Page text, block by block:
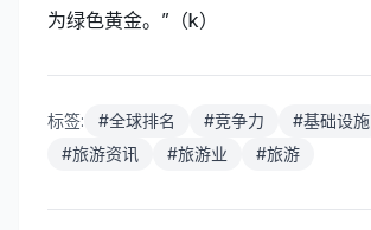
为绿色黄金。”（k）
标签: #全球排名 #竞争力 #基础设施
#旅游资讯 #旅游业 #旅游